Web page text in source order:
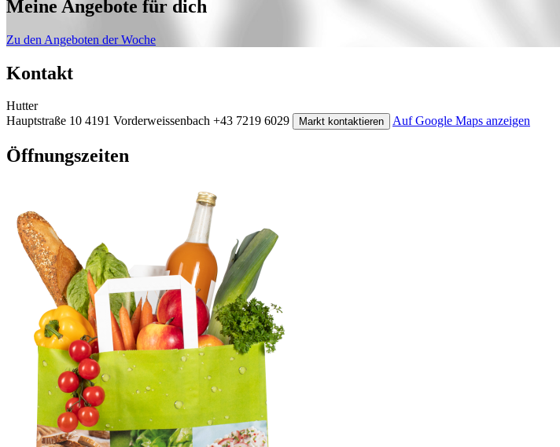
Meine Angebote für dich
Zu den Angeboten der Woche
Kontakt
Hutter
Hauptstraße 10 4191 Vorderweissenbach +43 7219 6029 Markt kontaktieren Auf Google Maps anzeigen
Öffnungszeiten